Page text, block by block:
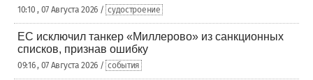
10:10 , 07 Августа 2026 / судостроение
ЕС исключил танкер «Миллерово» из санкционных
списков, признав ошибку
09:16 , 07 Августа 2026 / события